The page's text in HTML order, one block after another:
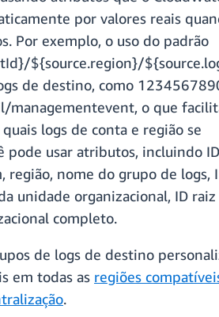
por valores reais
Por exemplo, o uso do padrão
${source.region}/
de destino, como
managementevent, o que
logs de conta e região se
pode usar atributos, incluindo
região, nome do grupo de logs,
unidade organizacional, ID
completo.
de logs de destino
em todas as regiões
.